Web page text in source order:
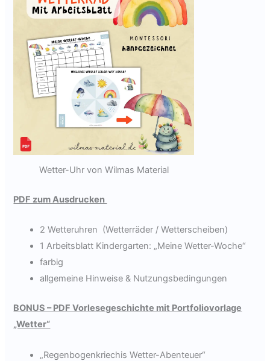
Wetter-Uhr von Wilmas Material
PDF zum Ausdrucken
2 Wetteruhren (Wetterräder / Wetterscheiben)
1 Arbeitsblatt Kindergarten: „Meine Wetter-Woche“
farbig
allgemeine Hinweise & Nutzungsbedingungen
BONUS – PDF Vorlesegeschichte mit Portfoliovorlage
„Wetter“
„Regenbogenkriechis Wetter-Abenteuer“